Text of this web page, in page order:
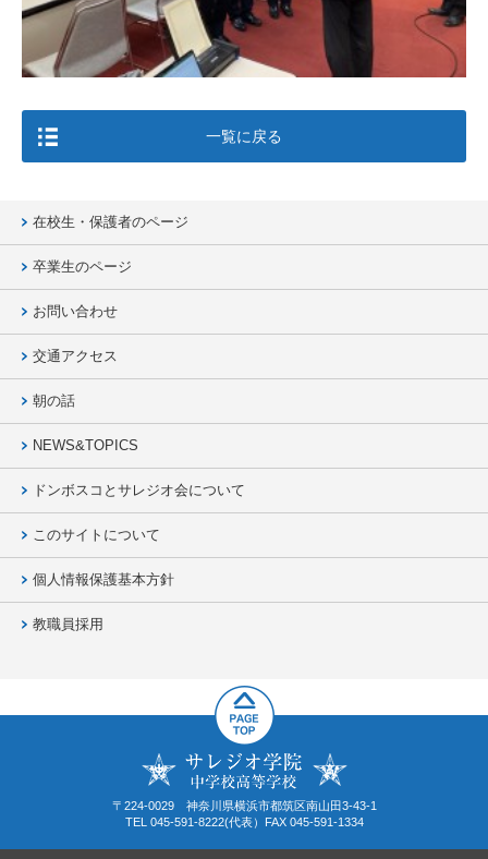
一覧に戻る
在校生・保護者のページ
卒業生のページ
お問い合わせ
交通アクセス
朝の話
NEWS&TOPICS
ドンボスコとサレジオ会について
このサイトについて
個人情報保護基本方針
教職員採用
〒224-0029 神奈川県横浜市都筑区南山田3-43-1
TEL 045-591-8222(代表）FAX 045-591-1334